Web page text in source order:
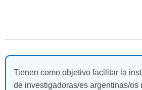
Tienen como objetivo facilitar la
de investigadoras/es argentinas/os